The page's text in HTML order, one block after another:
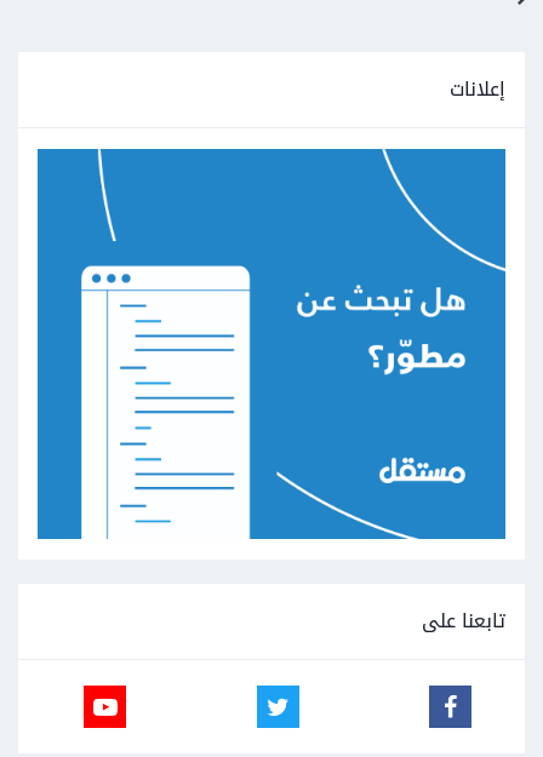
إعلانات
تابعنا على